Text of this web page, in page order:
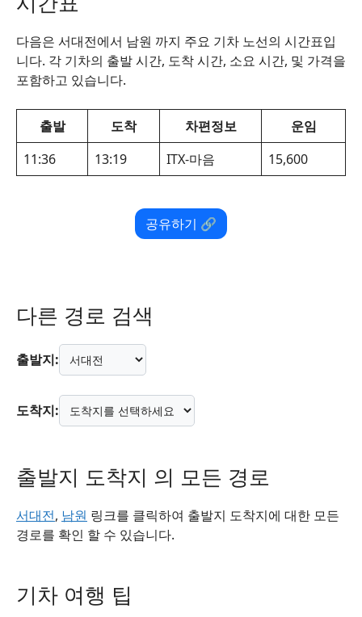
다음은 서대전에서 남원 까지 주요 기차 노선의 시간표입
니다. 각 기차의 출발 시간, 도착 시간, 소요 시간, 및 가격을
포함하고 있습니다.
출발 도착 차편정보
운임
11:36
13:19 ITX-마음 15,600
공유하기 🔗
다른 경로 검색
출발지:
도착지:
출발지 도착지 의 모든 경로
서대전, 남원 링크를 클릭하여 출발지 도착지에 대한 모든
경로를 확인 할 수 있습니다.
기차 여행 팁